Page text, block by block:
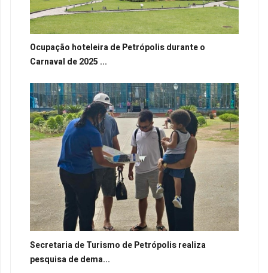
Ocupação hoteleira de Petrópolis durante o
Carnaval de 2025 ...
Secretaria de Turismo de Petrópolis realiza
pesquisa de dema...